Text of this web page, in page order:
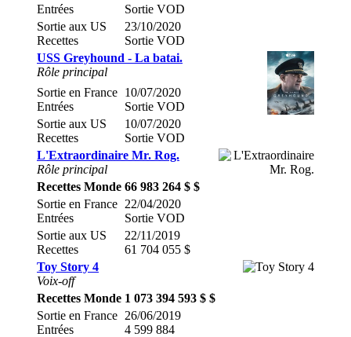
Entrées
Sortie VOD
Sortie aux US
Recettes
23/10/2020
Sortie VOD
USS Greyhound - La batai.
Rôle principal
Sortie en France
Entrées
10/07/2020
Sortie VOD
Sortie aux US
Recettes
10/07/2020
Sortie VOD
L'Extraordinaire Mr. Rog.
Rôle principal
Recettes Monde 66 983 264 $ $
Sortie en France
Entrées
22/04/2020
Sortie VOD
Sortie aux US
Recettes
22/11/2019
61 704 055 $
Toy Story 4
Voix-off
Recettes Monde 1 073 394 593 $ $
Sortie en France
Entrées
26/06/2019
4 599 884